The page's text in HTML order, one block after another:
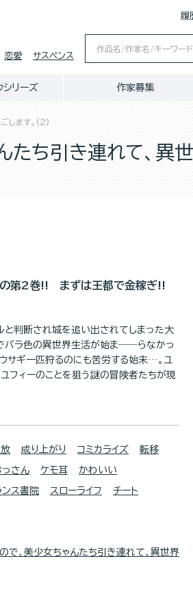
履
恋愛 サスペンス
シリーズ 作家募集
します。(2)
ち引き連れて、異
の第2巻!! まずは王都で金稼ぎ!!
と判断され城を追い出されてしまった大
バラ色の異世界生活が始ま――らなかっ
サギ一匹狩るのにも苦労する始末…。ユ
フィーのことを狙う謎の冒険者たちが現
成り上がり コミカライズ 転移
っさん ケモ耳 かわいい
ンス書院 スローライフ チート
で、美少女ちゃんたち引き連れて、異世界